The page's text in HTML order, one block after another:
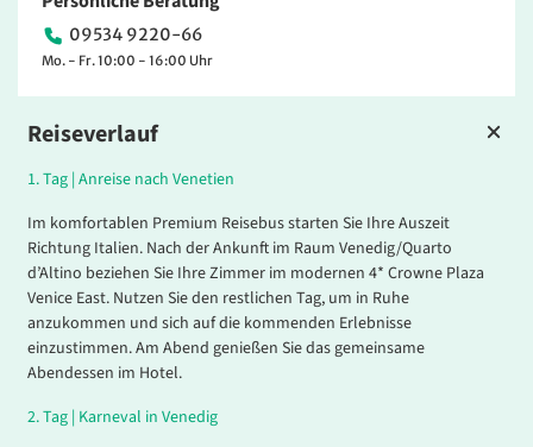
Reiseverlauf
1.Tag | Anreise nach Venetien
Im komfortablen Premium Reisebus starten Sie Ihre Auszeit
Richtung Italien. Nach der Ankunft im Raum Venedig/Quarto
d’Altino beziehen Sie Ihre Zimmer im modernen 4* Crowne Plaza
Venice East. Nutzen Sie den restlichen Tag, um in Ruhe
anzukommen und sich auf die kommenden Erlebnisse
einzustimmen. Am Abend genießen Sie das gemeinsame
Abendessen im Hotel.
2.Tag | Karneval in Venedig
09534 9220-66
Mo. - Fr. 10:00 - 16:00 Uhr